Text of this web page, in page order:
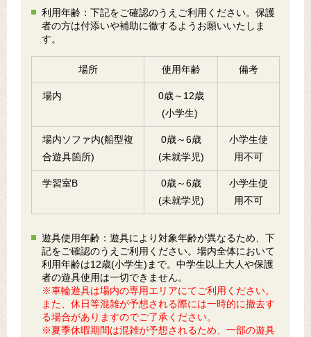
利用年齢：下記をご確認のうえご利用ください。保護
者の方は付添いや補助に徹するようお願いいたしま
す。
場所 使用年齢 備考
場内
0歳～12歳
(小学生)
場内ソファ内(船型複
合遊具箇所)
0歳～6歳
(未就学児)
小学生使
用不可
学習室B
0歳～6歳
(未就学児)
小学生使
用不可
遊具使用年齢：遊具により対象年齢が異なるため、下
記をご確認のうえご利用ください。場内全体において
利用年齢は12歳(小学生)まで。中学生以上大人や保護
者の遊具使用は一切できません。
※車輪遊具は場内の専用エリアにてご利用ください。
また、休日等混雑が予想される際には一時的に撤去す
る場合がありますのでご了承ください。
※夏季休暇期間は混雑が予想されるため、一部の遊具